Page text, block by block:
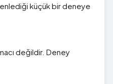
küçük bir deneye
değildir. Deney